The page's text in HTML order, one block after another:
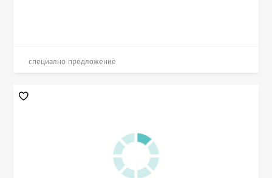
специално предложение